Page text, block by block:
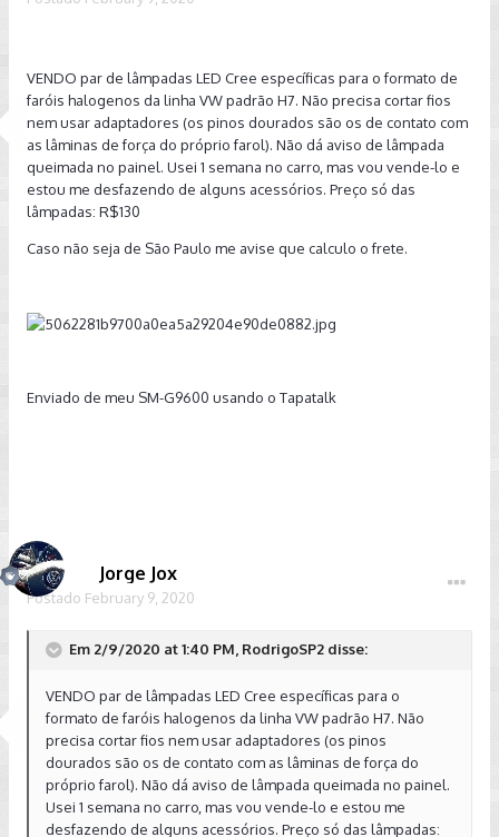
VENDO par de lâmpadas LED Cree específicas para o formato de
faróis halogenos da linha VW padrão H7. Não precisa cortar fios
nem usar adaptadores (os pinos dourados são os de contato com
as lâminas de força do próprio farol). Não dá aviso de lâmpada
queimada no painel. Usei 1 semana no carro, mas vou vende-lo e
estou me desfazendo de alguns acessórios. Preço só das
lâmpadas: R$130
Caso não seja de São Paulo me avise que calculo o frete.
Enviado de meu SM-G9600 usando o Tapatalk
Jorge Jox
Postado February 9, 2020
Em 2/9/2020 at 1:40 PM, RodrigoSP2 disse:
VENDO par de lâmpadas LED Cree específicas para o
formato de faróis halogenos da linha VW padrão H7. Não
precisa cortar fios nem usar adaptadores (os pinos
dourados são os de contato com as lâminas de força do
próprio farol). Não dá aviso de lâmpada queimada no painel.
Usei 1 semana no carro, mas vou vende-lo e estou me
desfazendo de alguns acessórios. Preço só das lâmpadas: